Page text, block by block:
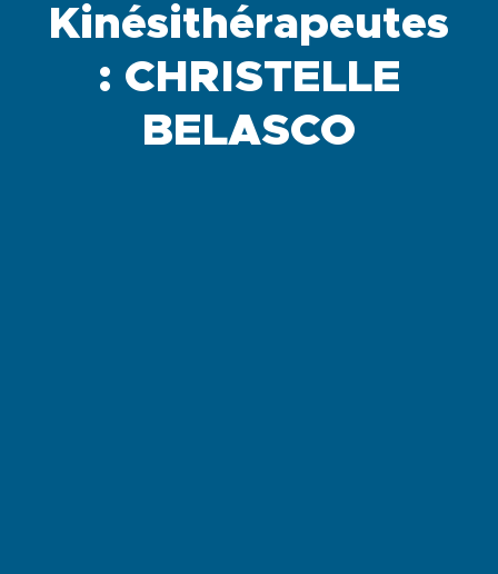
Kinésithérapeutes
: CHRISTELLE
BELASCO